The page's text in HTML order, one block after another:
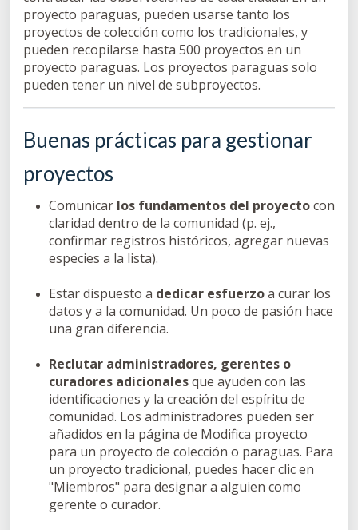
proyecto paraguas, pueden usarse tanto los
proyectos de colección como los tradicionales, y
pueden recopilarse hasta 500 proyectos en un
proyecto paraguas. Los proyectos paraguas solo
pueden tener un nivel de subproyectos.
Buenas prácticas para gestionar
proyectos
Comunicar los fundamentos del proyectocon
claridad dentro de la comunidad (p. ej.,
confirmar registros históricos, agregar nuevas
especies a la lista).
Estar dispuesto a dedicar esfuerzoa curar los
datos y a la comunidad. Un poco de pasión hace
una gran diferencia.
Reclutar administradores, gerentes o
curadores adicionalesque ayuden con las
identificaciones y la creación del espíritu de
comunidad. Los administradores pueden ser
añadidos en la página de Modifica proyecto
para un proyecto de colección o paraguas. Para
un proyecto tradicional, puedes hacer clic en
"Miembros" para designar a alguien como
gerente o curador.